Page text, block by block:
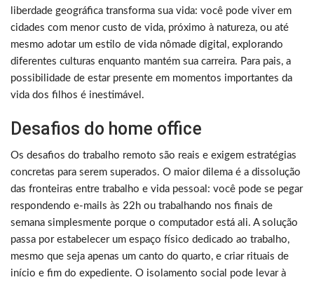
liberdade geográfica transforma sua vida: você pode viver em
cidades com menor custo de vida, próximo à natureza, ou até
mesmo adotar um estilo de vida nômade digital, explorando
diferentes culturas enquanto mantém sua carreira. Para pais, a
possibilidade de estar presente em momentos importantes da
vida dos filhos é inestimável.
Desafios do home office
Os desafios do trabalho remoto são reais e exigem estratégias
concretas para serem superados. O maior dilema é a dissolução
das fronteiras entre trabalho e vida pessoal: você pode se pegar
respondendo e-mails às 22h ou trabalhando nos finais de
semana simplesmente porque o computador está ali. A solução
passa por estabelecer um espaço físico dedicado ao trabalho,
mesmo que seja apenas um canto do quarto, e criar rituais de
início e fim do expediente. O isolamento social pode levar à